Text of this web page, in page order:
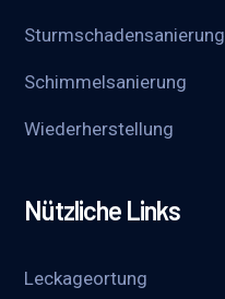
Sturmschadensanierung
Schimmelsanierung
Wieder­herstellung
Nützliche Links
Leckageortung